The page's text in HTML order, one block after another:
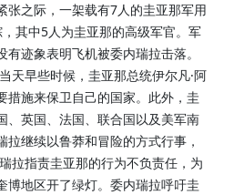
张之际，一架载有7人的圭亚那军用
其中5人为圭亚那的高级军官。军
迹象表明飞机被委内瑞拉击落。
天早些时候，圭亚那总统伊尔凡·阿
措施来保卫自己的国家。此外，圭
、英国、法国、联合国以及美军南
继续以鲁莽和冒险的方式行事，
拉指责圭亚那的行为不负责任，为
博地区开了绿灯。委内瑞拉呼吁圭